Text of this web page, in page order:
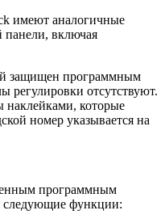
имеют аналогичные
панели, включая
защищен программным
регулировки отсутствуют.
которые
номер указывается на
программным
следующие функции: